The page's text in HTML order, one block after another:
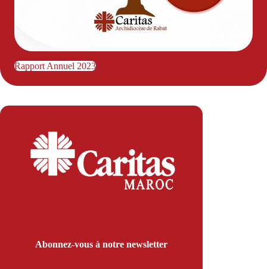
Rapport Annuel 2023
Abonnez-vous à notre newsletter